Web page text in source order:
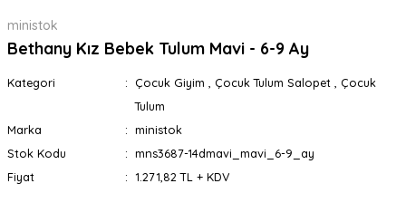
ministok
Bethany Kız Bebek Tulum Mavi - 6-9 Ay
Kategori Çocuk Giyim Çocuk Tulum Salopet
Çocuk
Tulum
Marka
ministok
Stok Kodu
mns3687-14dmavi_mavi_6-9_ay
Fiyat
1.271,82 TL + KDV